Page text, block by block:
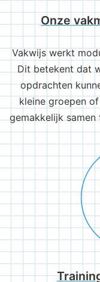
Onze
Vakwijs werkt
Dit betekent dat
opdrachten
kleine groepen
gemakkelijk